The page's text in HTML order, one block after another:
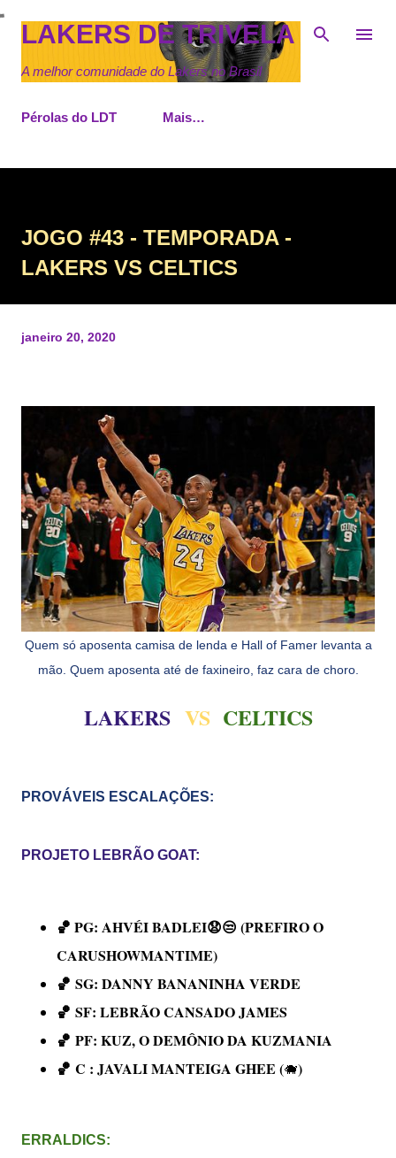
Pular para o conteúdo principal
LAKERS DE TRIVELA
A melhor comunidade do Lakers no Brasil
Pérolas do LDT Mais…
JOGO #43 - TEMPORADA -
LAKERS VS CELTICS
janeiro 20, 2020
Quem só aposenta camisa de lenda e Hall of Famer levanta a
mão. Quem aposenta até de faxineiro, faz cara de choro.
LAKERS VS CELTICS
PROVÁVEIS ESCALAÇÕES:
PROJETO LEBRÃO GOAT:
🏀 PG: AHVÉI BADLEI😧😒 (PREFIRO O
CARUSHOWMANTIME)
🏀 SG: DANNY BANANINHA VERDE
🏀 SF: LEBRÃO CANSADO JAMES
🏀 PF: KUZ, O DEMÔNIO DA KUZMANIA
🏀 C : JAVALI MANTEIGA GHEE (🐗)
ERRALDICS: